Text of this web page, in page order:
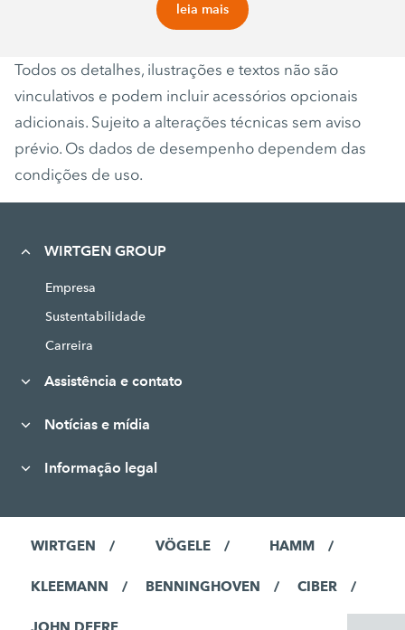
leia mais
Todos os detalhes, ilustrações e textos não são
vinculativos e podem incluir acessórios opcionais
adicionais. Sujeito a alterações técnicas sem aviso
prévio. Os dados de desempenho dependem das
condições de uso.
WIRTGEN GROUP
Empresa
Sustentabilidade
Carreira
Assistência e contato
Notícias e mídia
Informação legal
WIRTGEN VÖGELE HAMM
KLEEMANN BENNINGHOVEN CIBER